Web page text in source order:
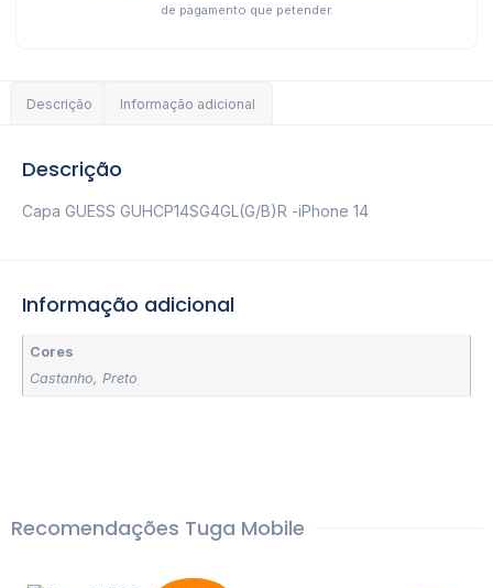
de pagamento que petender.
Descrição Informação adicional
Descrição
Capa GUESS GUHCP14SG4GL(G/B)R -iPhone 14
Informação adicional
Cores
Castanho,Preto
Recomendações Tuga Mobile